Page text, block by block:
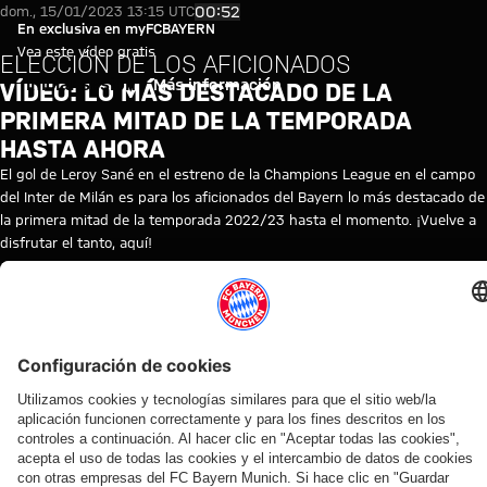
Vídeo: lo más destacado de la
Reproducir vídeo
En exclusiva en myFCBAYERN
Vea este vídeo gratis
Iniciar sesión Más información
dom., 15/01/2023 13:15 UTC00:52
ELECCIÓN DE LOS AFICIONADOS
VÍDEO: LO MÁS DESTACADO DE LA
PRIMERA MITAD DE LA TEMPORADA
HASTA AHORA
El gol de Leroy Sané en el estreno de la Champions League en el campo
del Inter de Milán es para los aficionados del Bayern lo más destacado de
la primera mitad de la temporada 2022/23 hasta el momento. ¡Vuelve a
disfrutar el tanto, aquí!
TEMAS DE ESTE VÍDEO
VÍDEOS RELACIONADOS
EN DIFERIDO
Así fue el
último
entrenamiento
antes del
EN
DIFERIDO
La rueda
de
prensa
VÍDEO
ENTRE
BASTIDORES
Así vivió el
VÍDEO
Jonas
Urbig,
ante
los
AUDI
FOOTBALL
SUMMIT
Los
mejores
VÍDEO
Rueda
de
prensa
tras el
VÍDEO
Entrevistas
del Audi
Football
Summit
EN
VÍDEO
Tom
Bischof
y Aleks